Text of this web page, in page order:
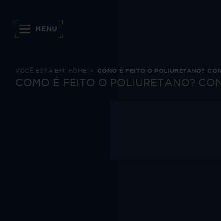
MENU
VOCÊ ESTÁ EM: HOME COMO É FEITO O POLIURETANO?
COMO É FEITO O POLIURETANO?